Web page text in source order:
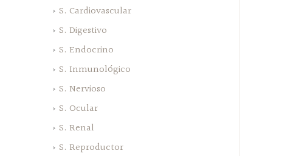
S. Cardiovascular
S. Digestivo
S. Endocrino
S. Inmunológico
S. Nervioso
S. Ocular
S. Renal
S. Reproductor